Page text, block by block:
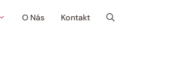
O Nás Kontakt